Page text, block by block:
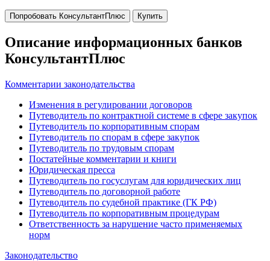
Попробовать КонсультантПлюс Купить
Описание информационных банков
КонсультантПлюс
Комментарии законодательства
Изменения в регулировании договоров
Путеводитель по контрактной системе в сфере закупок
Путеводитель по корпоративным спорам
Путеводитель по спорам в сфере закупок
Путеводитель по трудовым спорам
Постатейные комментарии и книги
Юридическая пресса
Путеводитель по госуслугам для юридических лиц
Путеводитель по договорной работе
Путеводитель по судебной практике (ГК РФ)
Путеводитель по корпоративным процедурам
Ответственность за нарушение часто применяемых
норм
Законодательство